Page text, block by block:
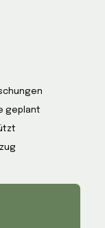
geplant